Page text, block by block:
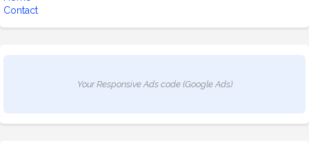
Contact
Your Responsive Ads code (Google Ads)